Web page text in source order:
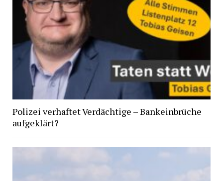
Polizei verhaftet Verdächtige – Bankeinbrüche
aufgeklärt?